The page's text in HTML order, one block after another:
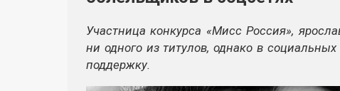
Участница конкурса «Мисс Россия»,
ни одного из титулов, однако в
поддержку.